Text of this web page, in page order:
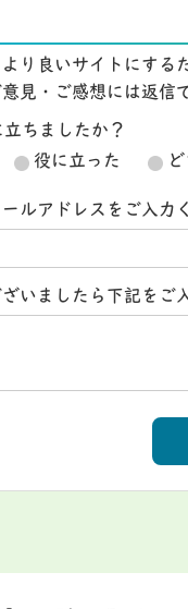
り良いサイトにする
見・ご感想には返信
ちましたか？
役に立った
ルアドレスをご入力
いましたら下記をご